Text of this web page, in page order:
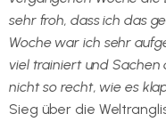
sehr froh, dass ich das
Woche war ich sehr
viel trainiert und
nicht so recht, wie es
Sieg über die